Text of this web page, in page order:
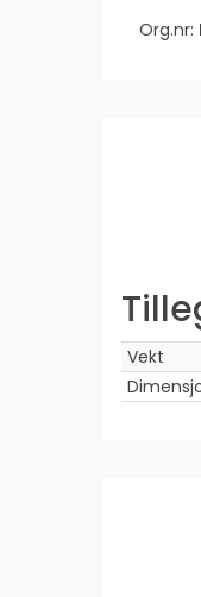
Org.nr:
Vekt